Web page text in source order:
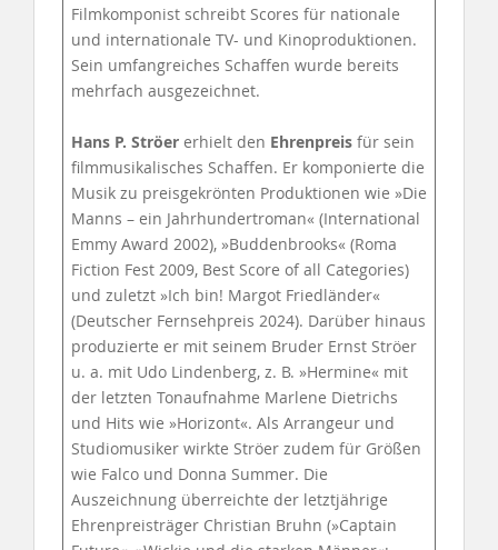
Filmkomponist schreibt Scores für nationale
und internationale TV- und Kinoproduktionen.
Sein umfangreiches Schaffen wurde bereits
mehrfach ausgezeichnet.
Hans P. Ströer erhielt den Ehrenpreis für sein
filmmusikalisches Schaffen. Er komponierte die
Musik zu preisgekrönten Produktionen wie »Die
Manns – ein Jahrhundertroman« (International
Emmy Award 2002), »Buddenbrooks« (Roma
Fiction Fest 2009, Best Score of all Categories)
und zuletzt »Ich bin! Margot Friedländer«
(Deutscher Fernsehpreis 2024). Darüber hinaus
produzierte er mit seinem Bruder Ernst Ströer
u. a. mit Udo Lindenberg, z. B. »Hermine« mit
der letzten Tonaufnahme Marlene Dietrichs
und Hits wie »Horizont«. Als Arrangeur und
Studiomusiker wirkte Ströer zudem für Größen
wie Falco und Donna Summer. Die
Auszeichnung überreichte der letztjährige
Ehrenpreisträger Christian Bruhn (»Captain